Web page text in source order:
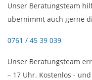
Unser Beratungsteam
übernimmt auch gerne
0761 / 45 39 039
Unser Beratungsteam
– 17 Uhr. Kostenlos -